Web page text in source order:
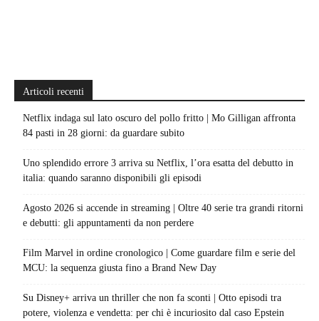
Articoli recenti
Netflix indaga sul lato oscuro del pollo fritto | Mo Gilligan affronta
84 pasti in 28 giorni: da guardare subito
Uno splendido errore 3 arriva su Netflix, l’ora esatta del debutto in
italia: quando saranno disponibili gli episodi
Agosto 2026 si accende in streaming | Oltre 40 serie tra grandi ritorni
e debutti: gli appuntamenti da non perdere
Film Marvel in ordine cronologico | Come guardare film e serie del
MCU: la sequenza giusta fino a Brand New Day
Su Disney+ arriva un thriller che non fa sconti | Otto episodi tra
potere, violenza e vendetta: per chi è incuriosito dal caso Epstein